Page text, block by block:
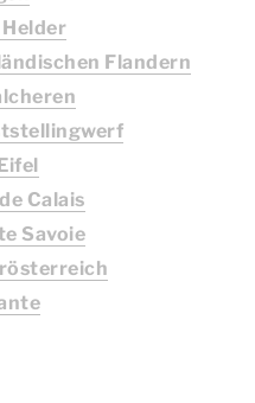
Flandern
Calais
Savoie